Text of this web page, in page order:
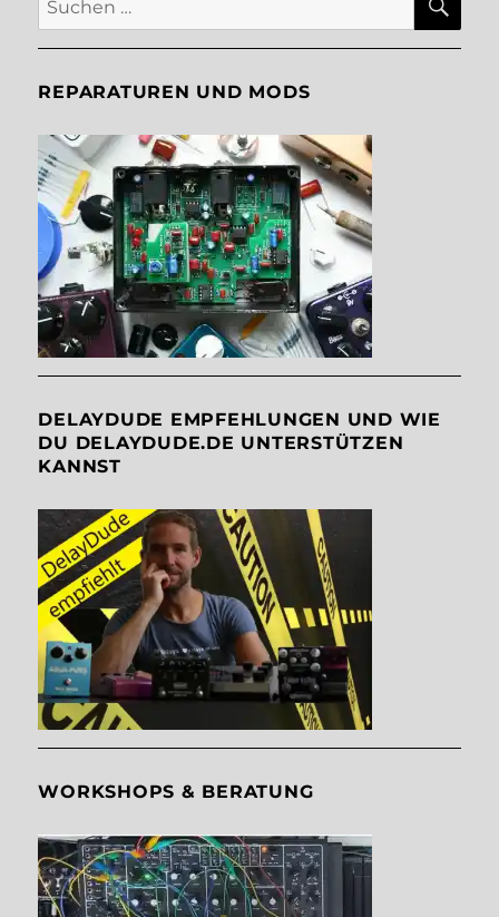
nach:
REPARATUREN UND MODS
DELAYDUDE EMPFEHLUNGEN UND WIE
DU DELAYDUDE.DE UNTERSTÜTZEN
KANNST
WORKSHOPS & BERATUNG